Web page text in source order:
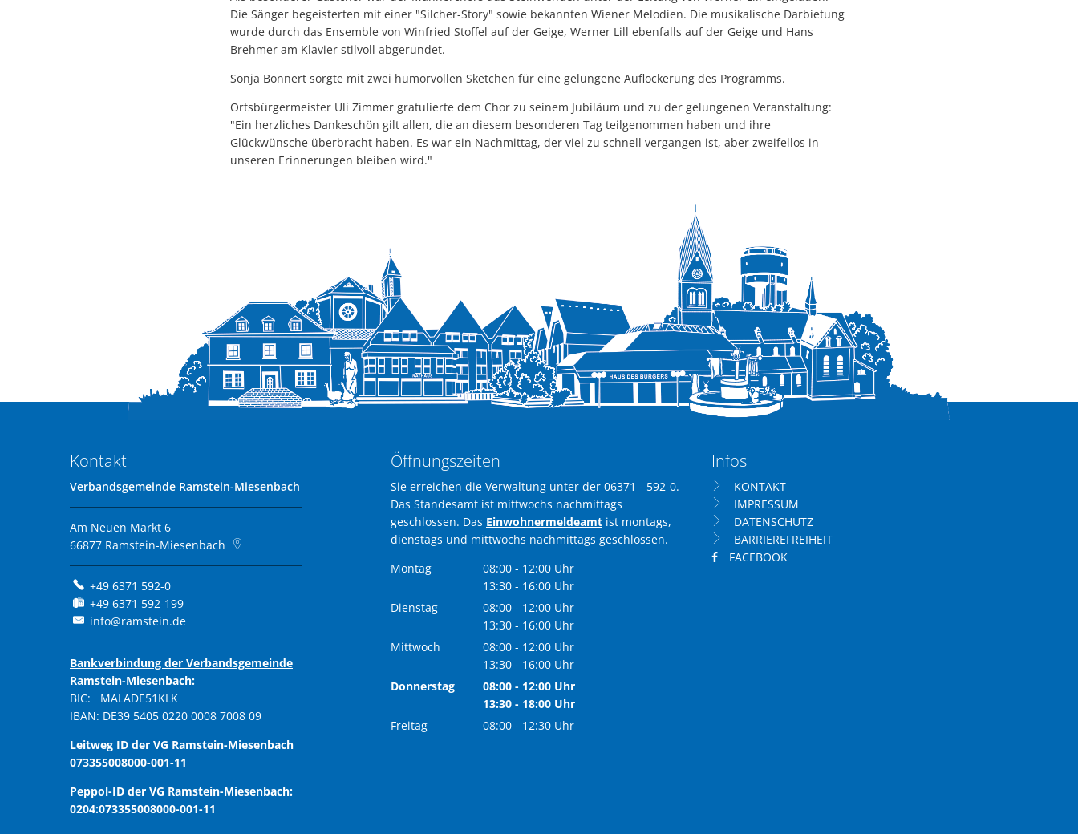
Die Sänger begeisterten mit einer "Silcher-Story" sowie bekannten Wiener Melodien. Die musikalische Darbietung
wurde durch das Ensemble von Winfried Stoffel auf der Geige, Werner Lill ebenfalls auf der Geige und Hans
Brehmer am Klavier stilvoll abgerundet.
Sonja Bonnert sorgte mit zwei humorvollen Sketchen für eine gelungene Auflockerung des Programms.
Ortsbürgermeister Uli Zimmer gratulierte dem Chor zu seinem Jubiläum und zu der gelungenen Veranstaltung:
"Ein herzliches Dankeschön gilt allen, die an diesem besonderen Tag teilgenommen haben und ihre
Glückwünsche überbracht haben. Es war ein Nachmittag, der viel zu schnell vergangen ist, aber zweifellos in
unseren Erinnerungen bleiben wird."
Kontakt
Verbandsgemeinde Ramstein-Miesenbach
Am Neuen Markt 6
66877 Ramstein-Miesenbach
+49 6371 592-0
+49 6371 592-199
info@ramstein.de
Bankverbindung der Verbandsgemeinde
Ramstein-Miesenbach:
BIC: MALADE51KLK
IBAN: DE39 5405 0220 0008 7008 09
Leitweg ID der VG Ramstein-Miesenbach
073355008000-001-11
Peppol-ID der VG Ramstein-Miesenbach:
0204:073355008000-001-11
Öffnungszeiten
Sie erreichen die Verwaltung unter der 06371 - 592-0.
Das Standesamt ist mittwochs nachmittags
geschlossen. Das Einwohnermeldeamt ist montags,
dienstags und mittwochs nachmittags geschlossen.
Montag
08:00 - 12:00 Uhr
Von 08:00 bis 12:00 Uhr
13:30 - 16:00 Uhr
Von 13:30 bis 16:00 Uhr
Dienstag 08:00 - 12:00 Uhr
Von 08:00 bis 12:00 Uhr
13:30 - 16:00 Uhr
Von 13:30 bis 16:00 Uhr
Mittwoch 08:00 - 12:00 Uhr
Von 08:00 bis 12:00 Uhr
13:30 - 16:00 Uhr
Von 13:30 bis 16:00 Uhr
Donnerstag 08:00 - 12:00 Uhr
Von 08:00 bis 12:00 Uhr
13:30 - 18:00 Uhr
Von 13:30 bis 18:00 Uhr
Freitag 08:00 - 12:30 Uhr
Infos
KONTAKT
IMPRESSUM
DATENSCHUTZ
BARRIEREFREIHEIT
FACEBOOK